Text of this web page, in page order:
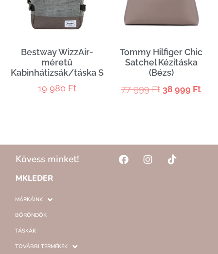
Bestway WizzAir-
méretű
Kabinhátizsák/táska S
19 980 Ft
Tommy Hilfiger Chic
Satchel Kézitáska
(Bézs)
77 999Ft 38 999 Ft
Kövess minket!
MKLEDER
MÁRKÁINK
BŐRÖNDÖK
TÁSKÁK
TOVÁBBI TERMÉKEK